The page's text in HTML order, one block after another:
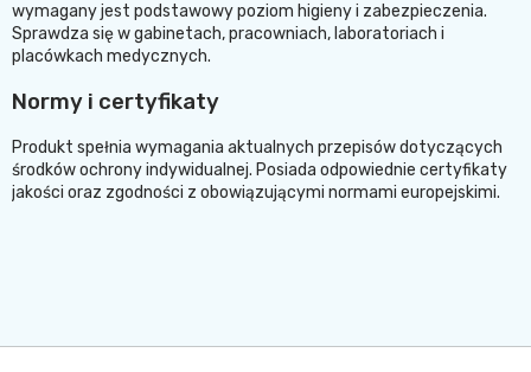
wymagany jest podstawowy poziom higieny i zabezpieczenia.
Sprawdza się w gabinetach, pracowniach, laboratoriach i
placówkach medycznych.
Normy i certyfikaty
Produkt spełnia wymagania aktualnych przepisów dotyczących
środków ochrony indywidualnej. Posiada odpowiednie certyfikaty
jakości oraz zgodności z obowiązującymi normami europejskimi.